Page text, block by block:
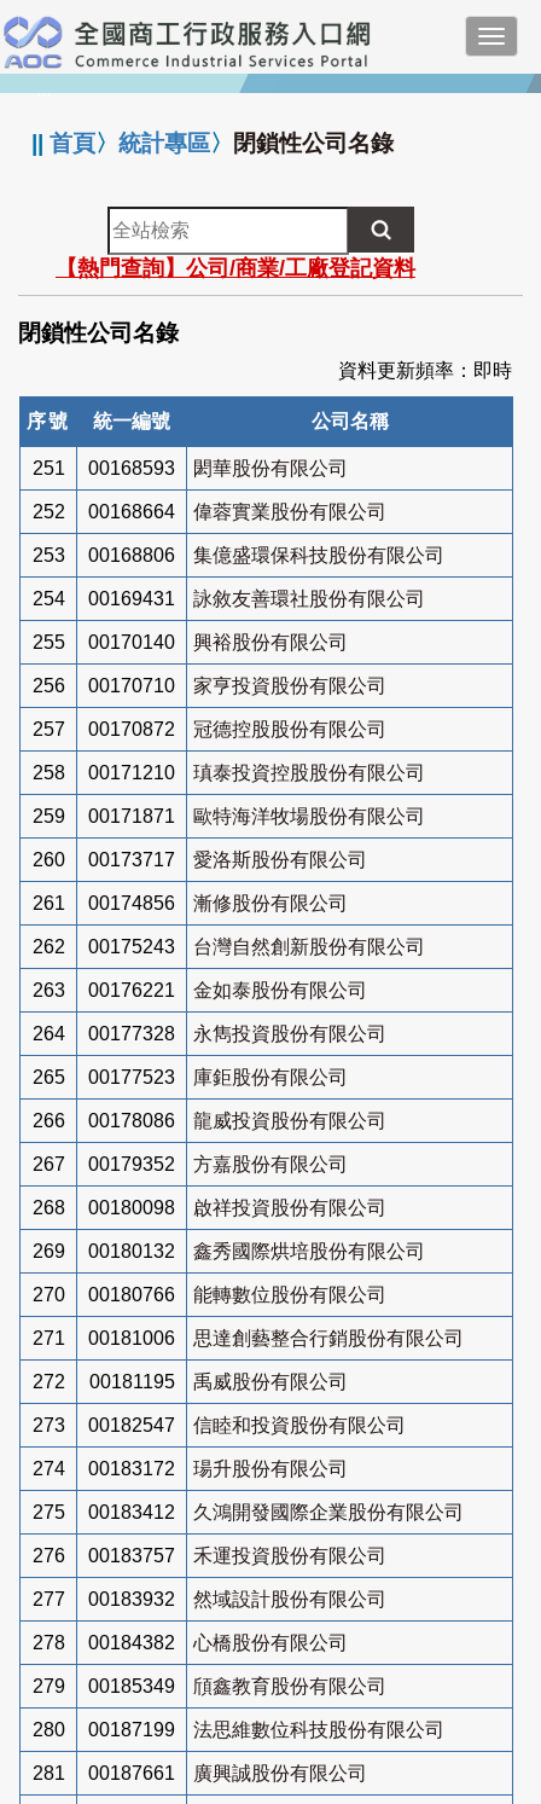
跳
到
主
要
:::
||首頁〉統計專區〉 閉鎖性公司名錄
全
站
檢
索
【熱門查詢】公司/商業/工廠登記資料
閉鎖性公司名錄
資料更新頻率：即時
序號 統一編號 公司名稱
251 00168593 閎華股份有限公司
252 00168664 偉蓉實業股份有限公司
253 00168806 集億盛環保科技股份有限公司
254 00169431 詠敘友善環社股份有限公司
255 00170140 興裕股份有限公司
256 00170710 家亨投資股份有限公司
257 00170872 冠德控股股份有限公司
258 00171210 瑱泰投資控股股份有限公司
259 00171871 歐特海洋牧場股份有限公司
260 00173717 愛洛斯股份有限公司
261 00174856 漸修股份有限公司
262 00175243 台灣自然創新股份有限公司
263 00176221 金如泰股份有限公司
264 00177328 永雋投資股份有限公司
265 00177523 庫鉅股份有限公司
266 00178086 龍威投資股份有限公司
267 00179352 方嘉股份有限公司
268 00180098 啟祥投資股份有限公司
269 00180132 鑫秀國際烘培股份有限公司
270 00180766 能轉數位股份有限公司
271 00181006 思達創藝整合行銷股份有限公司
272 00181195 禹威股份有限公司
273 00182547 信睦和投資股份有限公司
274 00183172 瑒升股份有限公司
275 00183412 久鴻開發國際企業股份有限公司
276 00183757 禾運投資股份有限公司
277 00183932 然域設計股份有限公司
278 00184382 心橋股份有限公司
279 00185349 頎鑫教育股份有限公司
280 00187199 法思維數位科技股份有限公司
281 00187661 廣興誠股份有限公司